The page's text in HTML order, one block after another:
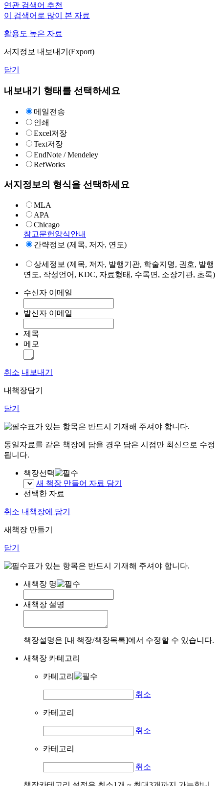
연관 검색어 추천
이 검색어로 많이 본 자료
활용도 높은 자료
서지정보 내보내기(Export)
닫기
내보내기 형태를 선택하세요
메일전송
인쇄
Excel저장
Text저장
EndNote / Mendeley
RefWorks
서지정보의 형식을 선택하세요
MLA
APA
Chicago
참고문헌양식안내
간략정보 (제목, 저자, 연도)
상세정보 (제목, 저자, 발행기관, 학술지명, 권호, 발행
연도, 작성언어, KDC, 자료형태, 수록면, 소장기관, 초록)
수신자 이메일
발신자 이메일
제목
메모
취소 내보내기
내책장담기
닫기
표가 있는 항목은 반드시 기재해 주셔야 합니다.
동일자료를 같은 책장에 담을 경우 담은 시점만 최신으로 수정
됩니다.
책장선택
새 책장 만들어 자료 담기
선택한 자료
취소 내책장에 담기
새책장 만들기
닫기
표가 있는 항목은 반드시 기재해 주셔야 합니다.
새책장 명
새책장 설명
책장설명은 [내 책장/책장목록]에서 수정할 수 있습니다.
새책장 카테고리
카테고리
취소
카테고리
취소
카테고리
취소